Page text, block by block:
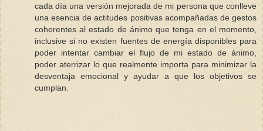
cada día una versión mejorada de mi persona que conlleve
una esencia de actitudes positivas acompañadas de gestos
coherentes al estado de ánimo que tenga en el momento,
inclusive si no existen fuentes de energía disponibles para
poder intentar cambiar el flujo de mi estado de ánimo,
poder aterrizar lo que realmente importa para minimizar la
desventaja emocional y ayudar a que los objetivos se
cumplan.